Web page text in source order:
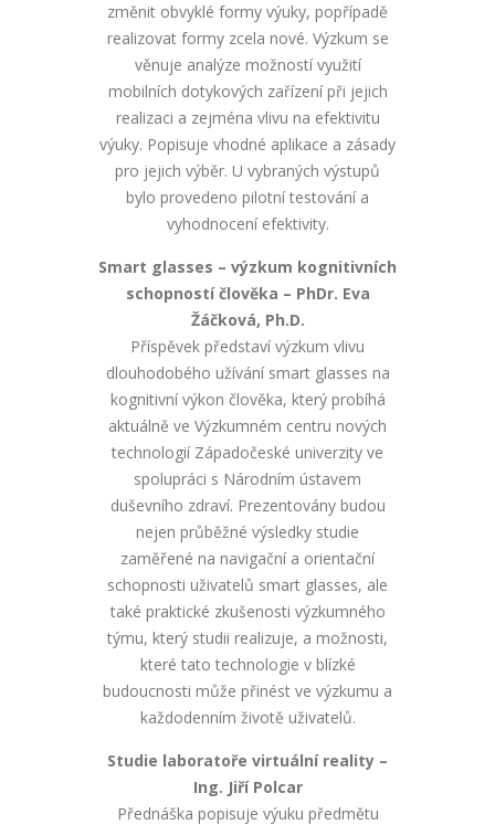
změnit obvyklé formy výuky, popřípadě
realizovat formy zcela nové. Výzkum se
věnuje analýze možností využití
mobilních dotykových zařízení při jejich
realizaci a zejména vlivu na efektivitu
výuky. Popisuje vhodné aplikace a zásady
pro jejich výběr. U vybraných výstupů
bylo provedeno pilotní testování a
vyhodnocení efektivity.
Smart glasses – výzkum kognitivních
schopností člověka – PhDr. Eva
Žáčková, Ph.D.
Příspěvek představí výzkum vlivu
dlouhodobého užívání smart glasses na
kognitivní výkon člověka, který probíhá
aktuálně ve Výzkumném centru nových
technologií Západočeské univerzity ve
spolupráci s Národním ústavem
duševního zdraví. Prezentovány budou
nejen průběžné výsledky studie
zaměřené na navigační a orientační
schopnosti uživatelů smart glasses, ale
také praktické zkušenosti výzkumného
týmu, který studii realizuje, a možnosti,
které tato technologie v blízké
budoucnosti může přinést ve výzkumu a
každodenním životě uživatelů.
Studie laboratoře virtuální reality –
Ing. Jiří Polcar
Přednáška popisuje výuku předmětu